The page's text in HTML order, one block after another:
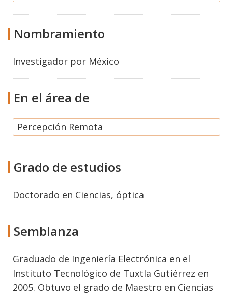
Nombramiento
Investigador por México
En el área de
Percepción Remota
Grado de estudios
Doctorado en Ciencias, óptica
Semblanza
Graduado de Ingeniería Electrónica en el
Instituto Tecnológico de Tuxtla Gutiérrez en
2005. Obtuvo el grado de Maestro en Ciencias